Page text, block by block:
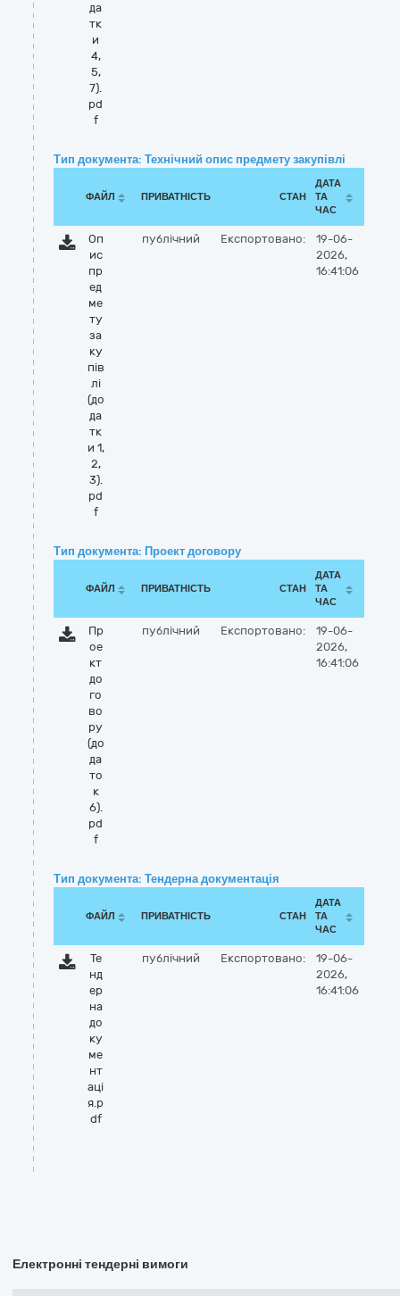
да
тк
и
4,
5,
7).
pd
f
Тип документа: Технічний опис предмету закупівлі
ФАЙЛ ПРИВАТНІСТЬ СТАН
ДАТА
ТА
ЧАС
Оп
ис
пр
ед
ме
ту
за
ку
пів
лі
(до
да
тк
и 1,
2,
3).
pd
f
публічний Експортовано:
19-06-
2026,
16:41:06
Тип документа: Проект договору
ФАЙЛ ПРИВАТНІСТЬ СТАН
ДАТА
ТА
ЧАС
Пр
ое
кт
до
го
во
ру
(до
да
то
к
6).
pd
f
публічний Експортовано:
19-06-
2026,
16:41:06
Тип документа: Тендерна документація
ФАЙЛ ПРИВАТНІСТЬ СТАН
ДАТА
ТА
ЧАС
Те
нд
ер
на
до
ку
ме
нт
аці
я.p
df
публічний Експортовано:
19-06-
2026,
16:41:06
Електронні тендерні вимоги